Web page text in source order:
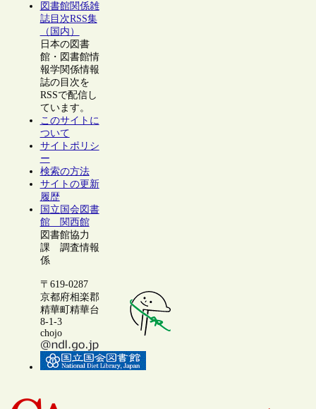
図書館関係雑
誌目次RSS集
（国内）
日本の図書
館・図書館情
報学関係情報
誌の目次を
RSSで配信し
ています。
このサイトに
ついて
サイトポリシ
ー
検索の方法
サイトの更新
履歴
国立国会図書
館 関西館
図書館協力
課 調査情報
係
〒619-0287
京都府相楽郡
精華町精華台
8-1-3
chojo